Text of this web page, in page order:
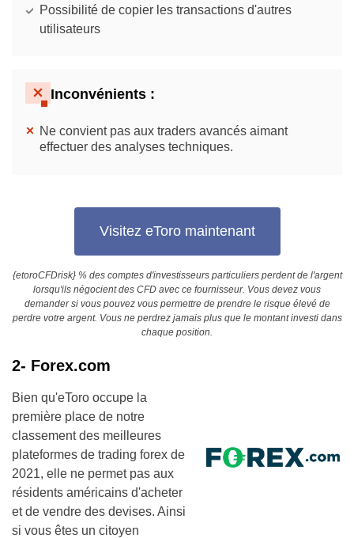
Possibilité de copier les transactions d'autres
utilisateurs
Inconvénients :
Ne convient pas aux traders avancés aimant
effectuer des analyses techniques.
Visitez eToro maintenant
{etoroCFDrisk} % des comptes d'investisseurs particuliers perdent de l'argent
lorsqu'ils négocient des CFD avec ce fournisseur. Vous devez vous
demander si vous pouvez vous permettre de prendre le risque élevé de
perdre votre argent. Vous ne perdrez jamais plus que le montant investi dans
chaque position.
2- Forex.com
Bien qu'eToro occupe la
première place de notre
classement des meilleures
plateformes de trading forex de
2021, elle ne permet pas aux
résidents américains d'acheter
et de vendre des devises. Ainsi
si vous êtes un citoyen